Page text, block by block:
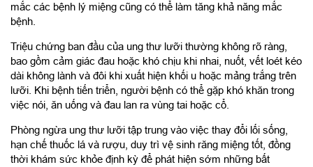
mắc các bệnh lý miệng cũng có thể làm tăng khả năng mắc
bệnh.
Triệu chứng ban đầu của ung thư lưỡi thường không rõ ràng,
bao gồm cảm giác đau hoặc khó chịu khi nhai, nuốt, vết loét kéo
dài không lành và đôi khi xuất hiện khối u hoặc mảng trắng trên
lưỡi. Khi bệnh tiến triển, người bệnh có thể gặp khó khăn trong
việc nói, ăn uống và đau lan ra vùng tai hoặc cổ.
Phòng ngừa ung thư lưỡi tập trung vào việc thay đổi lối sống,
hạn chế thuốc lá và rượu, duy trì vệ sinh răng miệng tốt, đồng
thời khám sức khỏe định kỳ để phát hiện sớm những bất